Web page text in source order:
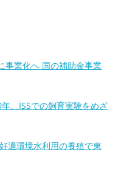
事業化へ 国の補助金事業
、ISSでの飼育実験をめざ
適環境水利用の養殖で東